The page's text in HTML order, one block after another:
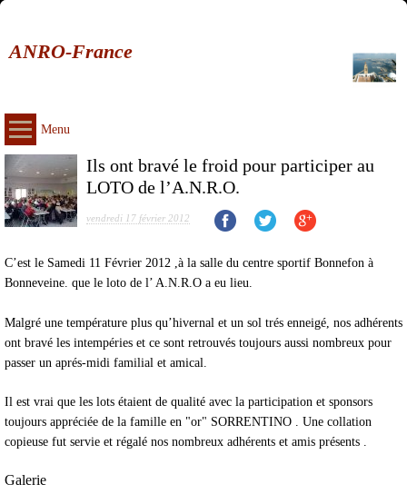
ANRO-France
Menu
Ils ont bravé le froid pour participer au
LOTO de l’A.N.R.O.
vendredi 17 février 2012
C’est le Samedi 11 Février 2012 ,à la salle du centre sportif Bonnefon à
Bonneveine. que le loto de l’ A.N.R.O a eu lieu.
Malgré une température plus qu’hivernal et un sol trés enneigé, nos adhérents
ont bravé les intempéries et ce sont retrouvés toujours aussi nombreux pour
passer un aprés-midi familial et amical.
Il est vrai que les lots étaient de qualité avec la participation et sponsors
toujours appréciée de la famille en "or" SORRENTINO . Une collation
copieuse fut servie et régalé nos nombreux adhérents et amis présents .
Galerie